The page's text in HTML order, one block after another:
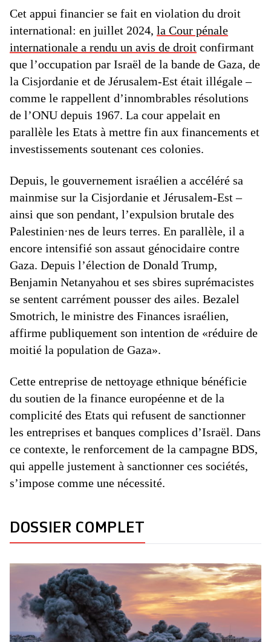
Cet appui financier se fait en violation du droit
international: en juillet 2024, la Cour pénale
internationale a rendu un avis de droit confirmant
que l’occupation par Israël de la bande de Gaza, de
la Cisjordanie et de Jérusalem-Est était illégale –
comme le rappellent d’innombrables résolutions
de l’ONU depuis 1967. La cour appelait en
parallèle les Etats à mettre fin aux financements et
investissements soutenant ces colonies.
Depuis, le gouvernement israélien a accéléré sa
mainmise sur la Cisjordanie et Jérusalem-Est –
ainsi que son pendant, l’expulsion brutale des
Palestinien·nes de leurs terres. En parallèle, il a
encore intensifié son assaut génocidaire contre
Gaza. Depuis l’élection de Donald Trump,
Benjamin Netanyahou et ses sbires suprémacistes
se sentent carrément pousser des ailes. Bezalel
Smotrich, le ministre des Finances israélien,
affirme publiquement son intention de «réduire de
moitié la population de Gaza».
Cette entreprise de nettoyage ethnique bénéficie
du soutien de la finance européenne et de la
complicité des Etats qui refusent de sanctionner
les entreprises et banques complices d’Israël. Dans
ce contexte, le renforcement de la campagne BDS,
qui appelle justement à sanctionner ces sociétés,
s’impose comme une nécessité.
DOSSIER COMPLET